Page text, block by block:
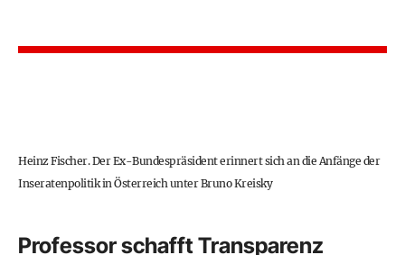
Heinz Fischer. Der Ex-Bundespräsident erinnert sich an die Anfänge der
Inseratenpolitik in Österreich unter Bruno Kreisky
Professor schafft Transparenz